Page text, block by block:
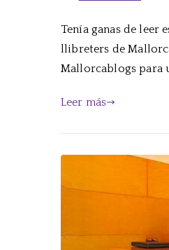
Tenía ganas de leer
llibreters de
Mallorcablogs para
Leer más